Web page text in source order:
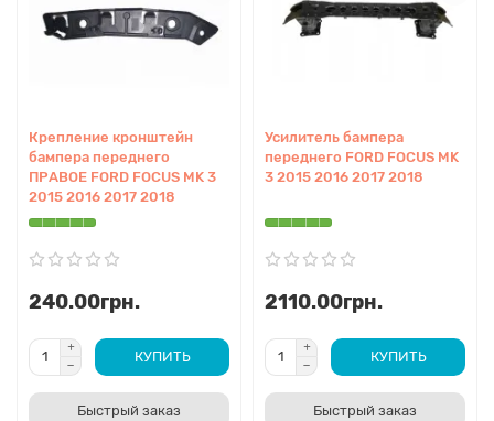
Крепление кронштейн
бампера переднего
ПРАВОЕ FORD FOCUS MK 3
2015 2016 2017 2018
240.00грн.
КУПИТЬ
Быстрый заказ
Усилитель бампера
переднего FORD FOCUS MK
3 2015 2016 2017 2018
2110.00грн.
КУПИТЬ
Быстрый заказ